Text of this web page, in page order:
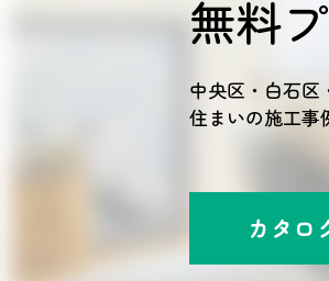
無料
中央区・白石区
住まいの施工事
カタロ